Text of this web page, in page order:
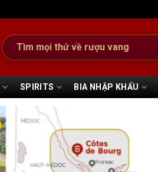
Tìm
kiếm:
SPIRITS BIA NHẬP KHẨU